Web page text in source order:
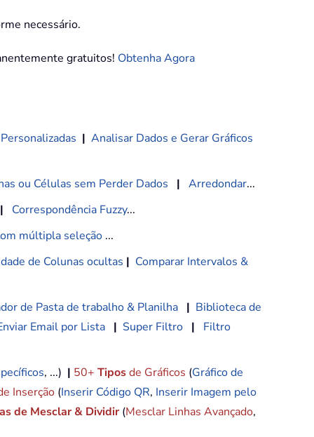
necessário.
gratuitos! Obtenha Agora
| Analisar Dados e Gerar Gráficos
ou Células sem Perder Dados | Arredondar...
| Correspondência Fuzzy...
múltipla seleção ...
de Colunas ocultas | Comparar Intervalos &
de Pasta de trabalho & Planilha | Biblioteca de
Email por Lista | Super Filtro |
Filtro
, ...) | 50+ Tiposde Gráficos (Gráfico de
Inserção (Inserir Código QR, Inserir Imagem pelo
de Mesclar & Dividir (Mesclar Linhas Avançado,